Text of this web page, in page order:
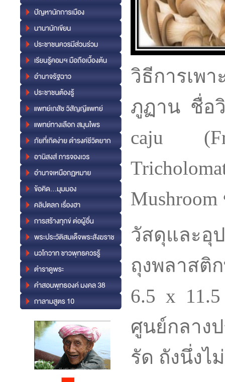
วิธีการเพ
ภูฏาน ชื่อวิ
caju
วัสดุและอุ
ถุงพลาสติ
6.5 x
ศูนย์กลาง
รัด ถังนึ่งไ